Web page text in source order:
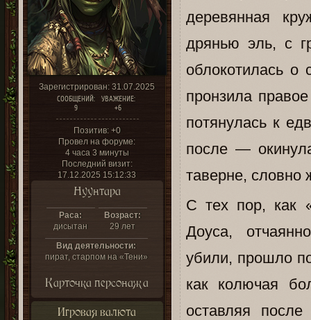
Зарегистрирован: 31.07.2025
СООБЩЕНИЙ:
9
УВАЖЕНИЕ:
+6
Позитив: +0
Провел на форуме:
4 часа 3 минуты
Последний визит:
17.12.2025 15:12:33
Нуунтара
Раса:
дисытан
Возраст:
29 лет
Вид деятельности:
пират, старпом на «Тени»
Карточка персонажа
Игровая валюта
деревянная
дрянью эль, с
облокотилась о
пронзила
потянулась к
после —
таверне, словно
С тех пор, как
Доуса,
убили, прошло
как колючая
оставляя